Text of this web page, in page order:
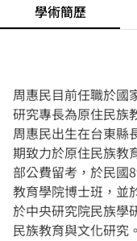
學術簡歷
周惠民目前任職於國
研究專長為原住民族
周惠民出生在台東縣
期致力於原住民族教
部公費留考，於民國
教育學院博士班，並
於中央研究院民族學
民族教育與文化研究